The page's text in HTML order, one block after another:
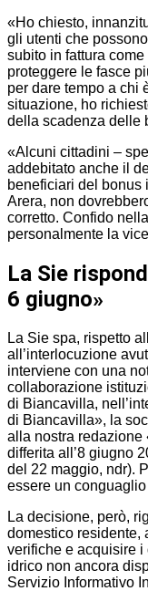
«Ho chiesto,
gli utenti che
subito in fattura
proteggere le fasce
per dare tempo a chi
situazione, ho
della scadenza delle
«Alcuni cittadini –
addebitato anche il
beneficiari del bonus
Arera, non
corretto. Confido
personalmente la
La Sie
6 giugno»
La Sie spa, rispetto
all’interlocuzione
interviene con una
collaborazione
di Biancavilla,
di Biancavilla», la
alla nostra redazione
differita all’8 giugno
del 22 maggio, ndr).
essere un
La decisione, però,
domestico residente,
verifiche e acquisire
idrico non ancora
Servizio Informativo